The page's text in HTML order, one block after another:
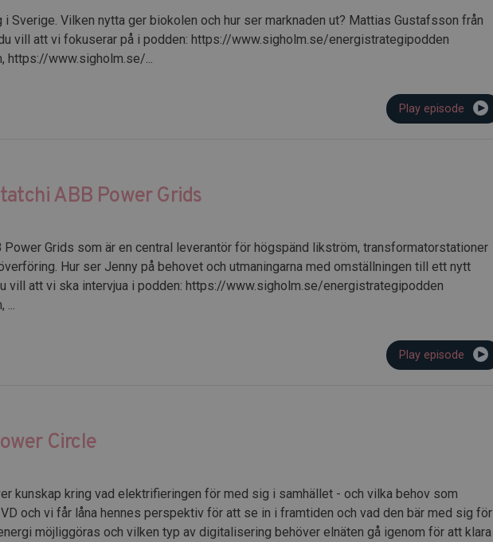
Sverige. Vilken nytta ger biokolen och hur ser marknaden ut? Mattias Gustafsson från
vill att vi fokuserar på i podden: https://www.sigholm.se/energistrategipodden
https://www.sigholm.se/...
Play episode
ABB Power Grids
Grids som är en central leverantör för högspänd likström, transformatorstationer
Hur ser Jenny på behovet och utmaningarna med omställningen till ett nytt
vill att vi ska intervjua i podden: https://www.sigholm.se/energistrategipodden
Play episode
Circle
kunskap kring vad elektrifieringen för med sig i samhället - och vilka behov som
och vi får låna hennes perspektiv för att se in i framtiden och vad den bär med sig för
möjliggöras och vilken typ av digitalisering behöver elnäten gå igenom för att klara